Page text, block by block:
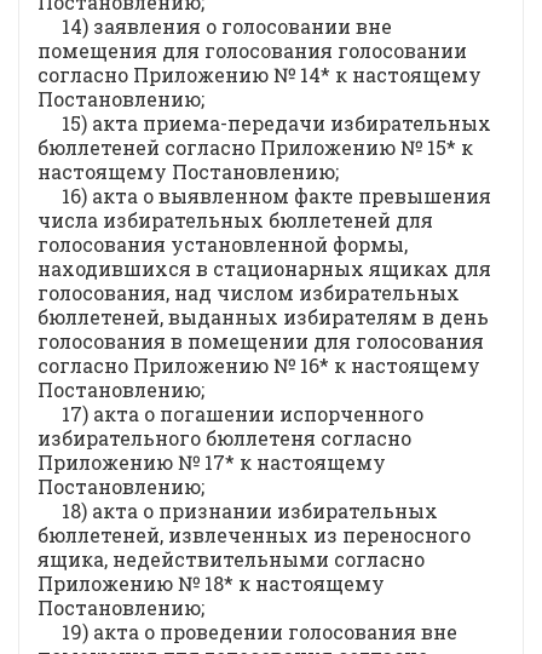
14) заявления о голосовании вне
помещения для голосования голосовании
согласно Приложению № 14* к настоящему
Постановлению;
15) акта приема-передачи избирательных
бюллетеней согласно Приложению № 15* к
настоящему Постановлению;
16) акта о выявленном факте превышения
числа избирательных бюллетеней для
голосования установленной формы,
находившихся в стационарных ящиках для
голосования, над числом избирательных
бюллетеней, выданных избирателям в день
голосования в помещении для голосования
согласно Приложению № 16* к настоящему
Постановлению;
17) акта о погашении испорченного
избирательного бюллетеня согласно
Приложению № 17* к настоящему
Постановлению;
18) акта о признании избирательных
бюллетеней, извлеченных из переносного
ящика, недействительными согласно
Приложению № 18* к настоящему
Постановлению;
19) акта о проведении голосования вне